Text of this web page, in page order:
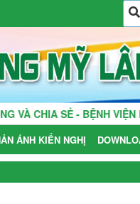
SẺ - BỆNH VIỆN LÀ
ÁNH KIẾN NGHỊ